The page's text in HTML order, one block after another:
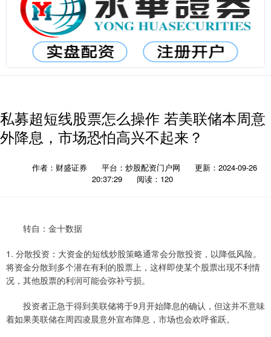
私募超短线股票怎么操作 若美联储本周意
外降息，市场恐怕高兴不起来？
作者：财盛证券 平台：炒股配资门户网
更新：2024-09-26
20:37:29
阅读：120
转自：金十数据
1. 分散投资：大资金的短线炒股策略通常会分散投资，以降低风险。
将资金分散到多个潜在有利的股票上，这样即使某个股票出现不利情
况，其他股票的利润可能会弥补亏损。
投资者正急于得到美联储将于9月开始降息的确认，但这并不意味
着如果美联储在周四凌晨意外宣布降息，市场也会欢呼雀跃。